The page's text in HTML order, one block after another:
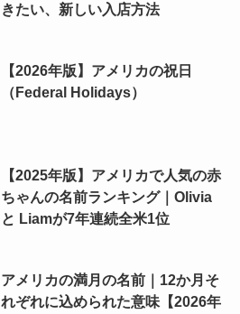
きたい、新しい入店方法
【2026年版】アメリカの祝日
（Federal Holidays）
【2025年版】アメリカで人気の赤
ちゃんの名前ランキング｜Olivia
と Liamが7年連続全米1位
アメリカの満月の名前｜12か月そ
れぞれに込められた意味【2026年